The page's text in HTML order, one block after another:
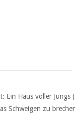
Ein Haus voller
Schweigen zu